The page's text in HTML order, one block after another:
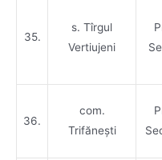
35.
s. Tîrgul
Vertiujeni
36.
com.
Trifănești